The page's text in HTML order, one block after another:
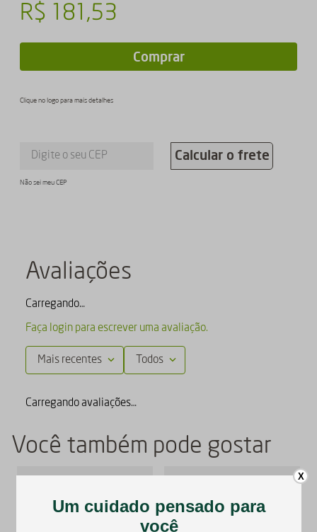
R$ 181 ,53
Comprar
Clique no logo para mais detalhes
Não sei meu CEP
Calcular o frete
Avaliações
Carregando…
Faça login para escrever uma avaliação.
Mais recentes Todos
Carregando avaliações…
Você também pode gostar
X